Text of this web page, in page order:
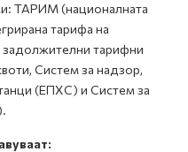
ТАРИМ (националната
тарифа на
задолжителни тарифни
Систем за надзор,
(ЕПХС) и Систем за